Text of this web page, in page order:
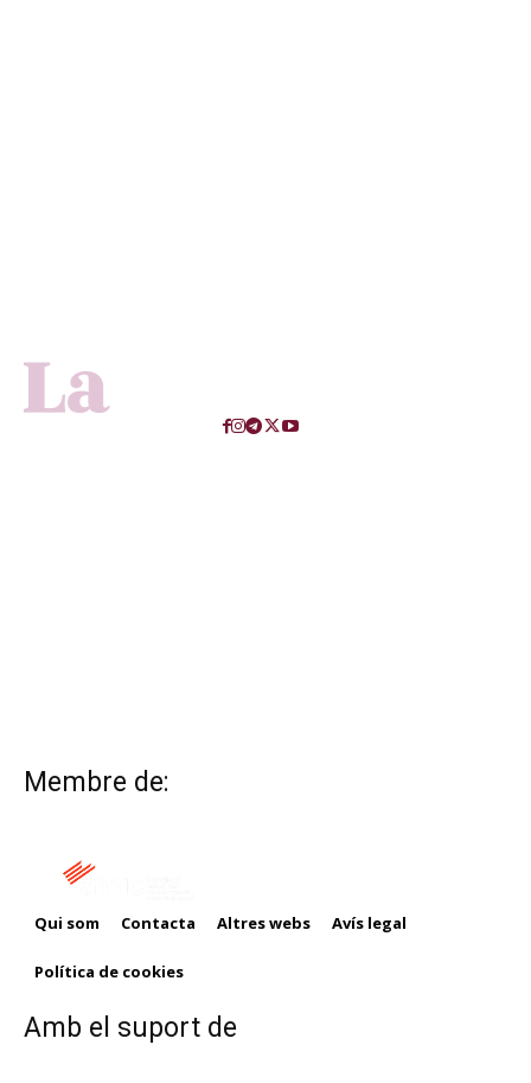
Membre de:
Qui som Contacta Altres webs Avís legal
Política de cookies
Amb el suport de